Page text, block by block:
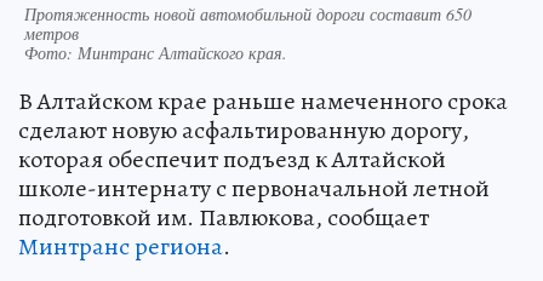
Протяженность новой автомобильной дороги составит 650
метров
Фото: Минтранс Алтайского края.
В Алтайском крае раньше намеченного срока
сделают новую асфальтированную дорогу,
которая обеспечит подъезд к Алтайской
школе-интернату с первоначальной летной
подготовкой им. Павлюкова, сообщает
Минтранс региона.